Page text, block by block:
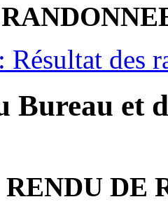
des
Bureau et
DE